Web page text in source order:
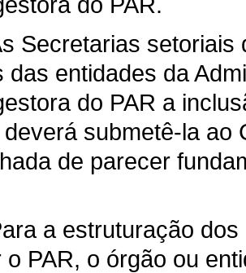
Secretarias setoriais
das entidades da
do PAR a
submetê-la ao
de parecer
a estruturação
o PAR, o órgão ou